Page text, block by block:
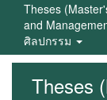
Theses
and
ศิลปกรรม
Theses